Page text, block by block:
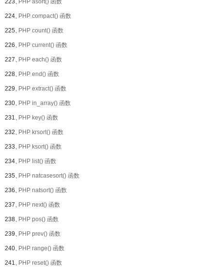
223、PHP asort() 函数
224、PHP compact() 函数
225、PHP count() 函数
226、PHP current() 函数
227、PHP each() 函数
228、PHP end() 函数
229、PHP extract() 函数
230、PHP in_array() 函数
231、PHP key() 函数
232、PHP krsort() 函数
233、PHP ksort() 函数
234、PHP list() 函数
235、PHP natcasesort() 函数
236、PHP natsort() 函数
237、PHP next() 函数
238、PHP pos() 函数
239、PHP prev() 函数
240、PHP range() 函数
241、PHP reset() 函数